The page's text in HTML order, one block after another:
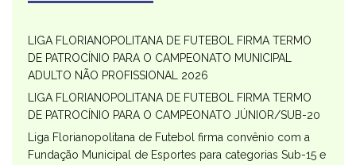
LIGA FLORIANOPOLITANA DE FUTEBOL FIRMA TERMO
DE PATROCÍNIO PARA O CAMPEONATO MUNICIPAL
ADULTO NÃO PROFISSIONAL 2026
LIGA FLORIANOPOLITANA DE FUTEBOL FIRMA TERMO
DE PATROCÍNIO PARA O CAMPEONATO JÚNIOR/SUB-20
Liga Florianopolitana de Futebol firma convênio com a
Fundação Municipal de Esportes para categorias Sub-15 e